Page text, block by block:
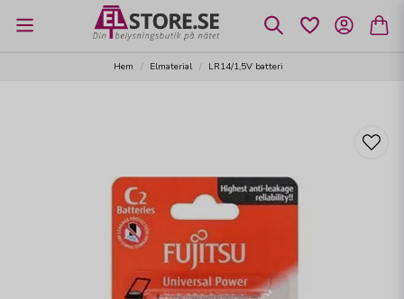
Hem Elmaterial LR14/1,5V batteri